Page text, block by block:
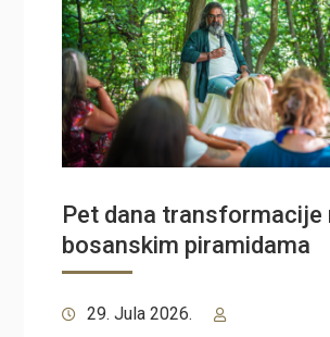
Pet dana transformacije
bosanskim piramidama
29. Jula 2026.